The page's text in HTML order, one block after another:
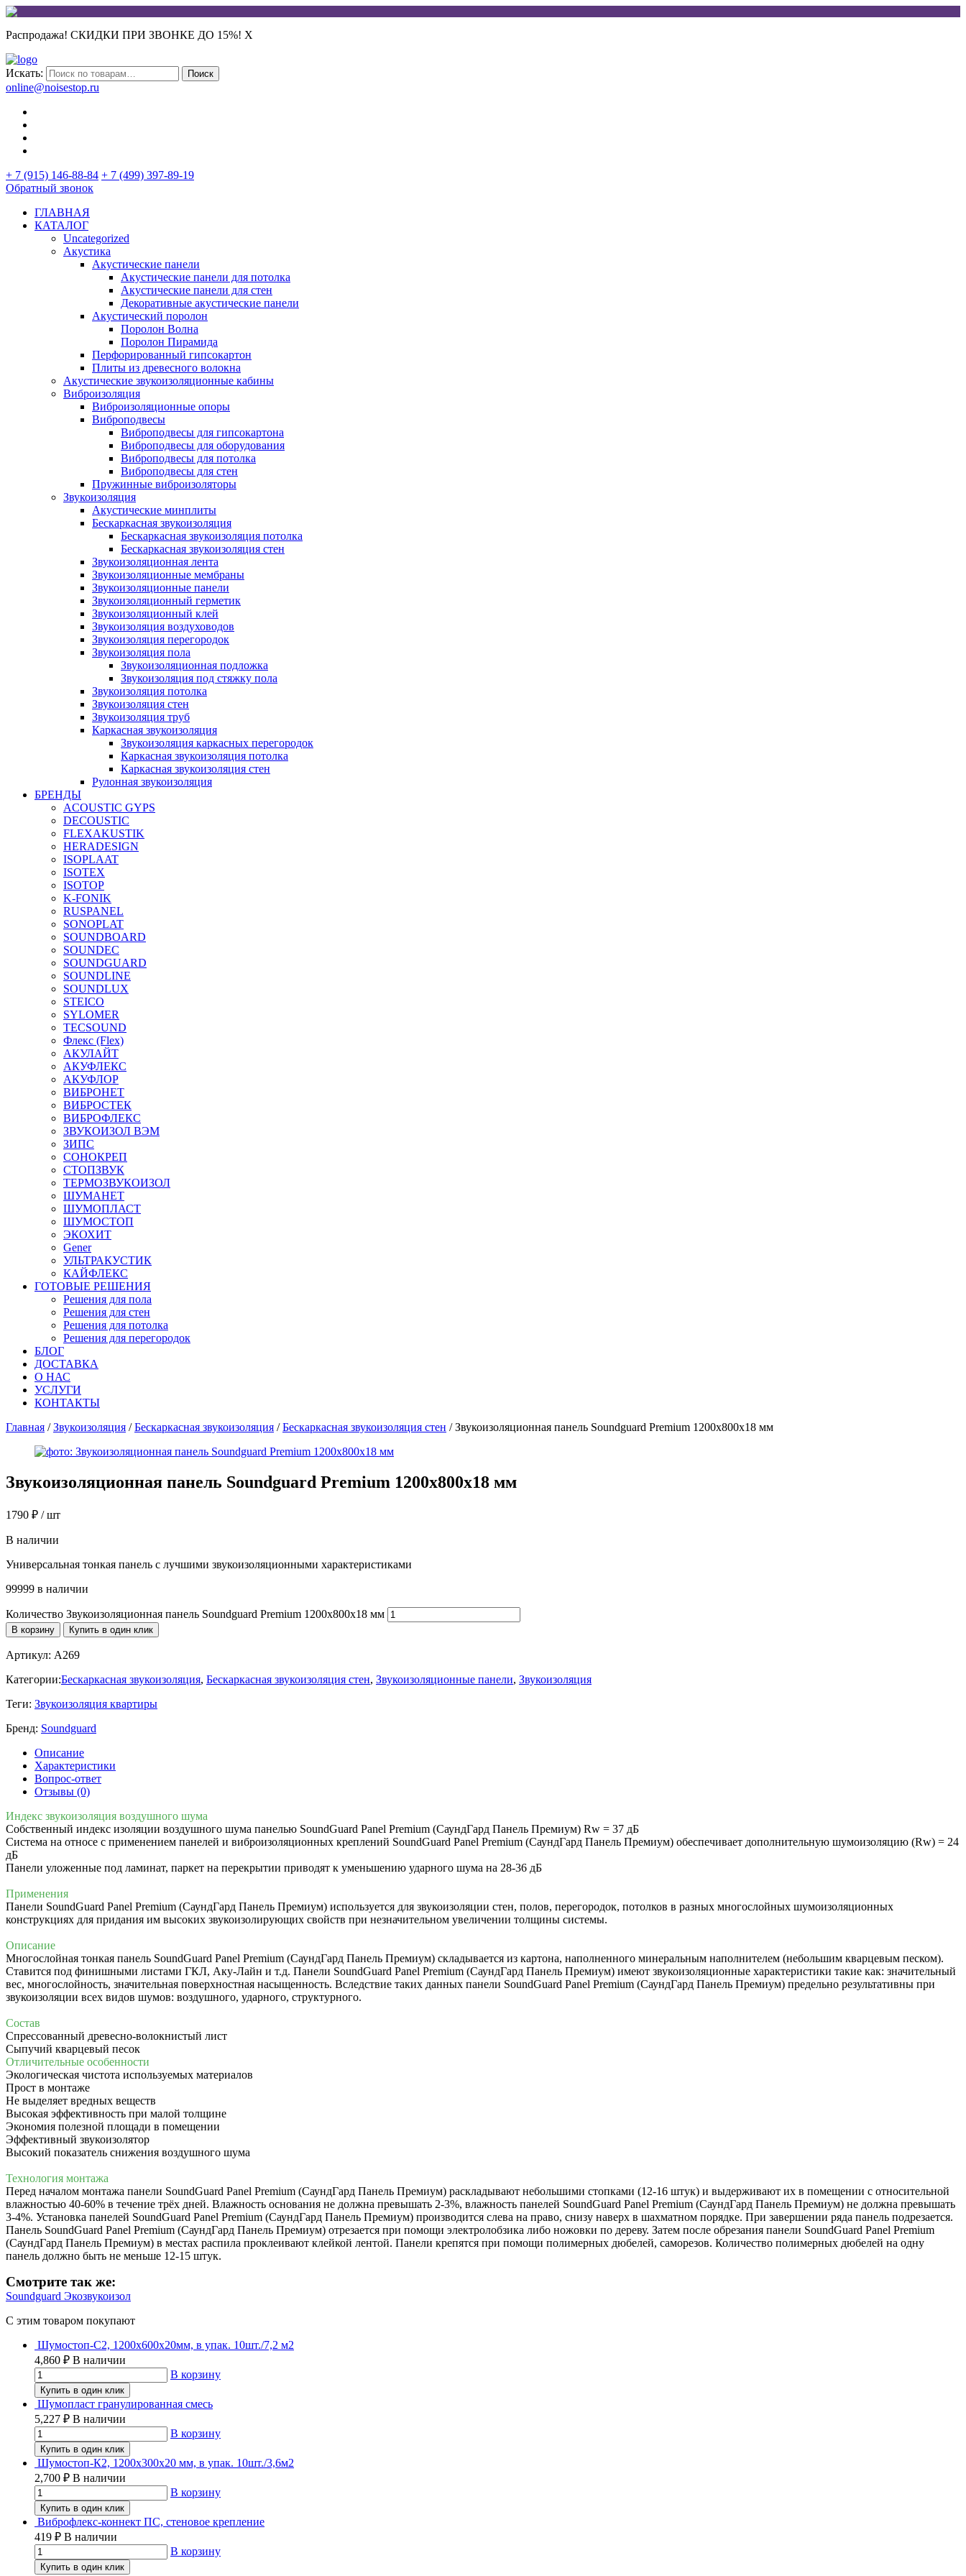
Распродажа! СКИДКИ ПРИ ЗВОНКЕ ДО 15%! X
Искать: Поиск
online@noisestop.ru
+ 7 (915) 146-88-84 + 7 (499) 397-89-19
Обратный звонок
ГЛАВНАЯ
КАТАЛОГ
Uncategorized
Акустика
Акустические панели
Акустические панели для потолка
Акустические панели для стен
Декоративные акустические панели
Акустический поролон
Поролон Волна
Поролон Пирамида
Перфорированный гипсокартон
Плиты из древесного волокна
Акустические звукоизоляционные кабины
Виброизоляция
Виброизоляционные опоры
Виброподвесы
Виброподвесы для гипсокартона
Виброподвесы для оборудования
Виброподвесы для потолка
Виброподвесы для стен
Пружинные виброизоляторы
Звукоизоляция
Акустические минплиты
Бескаркасная звукоизоляция
Бескаркасная звукоизоляция потолка
Бескаркасная звукоизоляция стен
Звукоизоляционная лента
Звукоизоляционные мембраны
Звукоизоляционные панели
Звукоизоляционный герметик
Звукоизоляционный клей
Звукоизоляция воздуховодов
Звукоизоляция перегородок
Звукоизоляция пола
Звукоизоляционная подложка
Звукоизоляция под стяжку пола
Звукоизоляция потолка
Звукоизоляция стен
Звукоизоляция труб
Каркасная звукоизоляция
Звукоизоляция каркасных перегородок
Каркасная звукоизоляция потолка
Каркасная звукоизоляция стен
Рулонная звукоизоляция
БРЕНДЫ
ACOUSTIC GYPS
DECOUSTIC
FLEXAKUSTIK
HERADESIGN
ISOPLAAT
ISOTEX
ISOTOP
K-FONIK
RUSPANEL
SONOPLAT
SOUNDBOARD
SOUNDEC
SOUNDGUARD
SOUNDLINE
SOUNDLUX
STEICO
SYLOMER
TECSOUND
Флекс (Flex)
АКУЛАЙТ
АКУФЛЕКС
АКУФЛОР
ВИБРОНЕТ
ВИБРОСТЕК
ВИБРОФЛЕКС
ЗВУКОИЗОЛ ВЭМ
ЗИПС
СОНОКРЕП
СТОПЗВУК
ТЕРМОЗВУКОИЗОЛ
ШУМАНЕТ
ШУМОПЛАСТ
ШУМОСТОП
ЭКОХИТ
Gener
УЛЬТРАКУСТИК
КАЙФЛЕКС
ГОТОВЫЕ РЕШЕНИЯ
Решения для пола
Решения для стен
Решения для потолка
Решения для перегородок
БЛОГ
ДОСТАВКА
О НАС
УСЛУГИ
КОНТАКТЫ
Главная /Звукоизоляция /Бескаркасная звукоизоляция /Бескаркасная звукоизоляция стен / Звукоизоляционная панель Soundguard Premium 1200х800х18 мм
Звукоизоляционная панель Soundguard Premium 1200х800х18 мм
1790 ₽ / шт
В наличии
Универсальная тонкая панель с лучшими звукоизоляционными характеристиками
99999 в наличии
Количество Звукоизоляционная панель Soundguard Premium 1200х800х18 мм
В корзину Купить в один клик
Артикул: A269
Категории:Бескаркасная звукоизоляция, Бескаркасная звукоизоляция стен, Звукоизоляционные панели, Звукоизоляция
Теги: Звукоизоляция квартиры
Бренд: Soundguard
Описание
Характеристики
Вопрос-ответ
Отзывы (0)
Индекс звукоизоляция воздушного шума
Собственный индекс изоляции воздушного шума панелью SoundGuard Panel Premium (СаундГард Панель Премиум) Rw = 37 дБ
Система на относе с применением панелей и виброизоляционных креплений SoundGuard Panel Premium (СаундГард Панель Премиум) обеспечивает дополнительную шумоизоляцию (Rw) = 24
дБ
Панели уложенные под ламинат, паркет на перекрытии приводят к уменьшению ударного шума на 28-36 дБ
Применения
Панели SoundGuard Panel Premium (СаундГард Панель Премиум) используется для звукоизоляции стен, полов, перегородок, потолков в разных многослойных шумоизоляционных
конструкциях для придания им высоких звукоизолирующих свойств при незначительном увеличении толщины системы.
Описание
Многослойная тонкая панель SoundGuard Panel Premium (СаундГард Панель Премиум) складывается из картона, наполненного минеральным наполнителем (небольшим кварцевым песком).
Ставится под финишными листами ГКЛ, Аку-Лайн и т.д. Панели SoundGuard Panel Premium (СаундГард Панель Премиум) имеют звукоизоляционные характеристики такие как: значительный
вес, многослойность, значительная поверхностная насыщенность. Вследствие таких данных панели SoundGuard Panel Premium (СаундГард Панель Премиум) предельно результативны при
звукоизоляции всех видов шумов: воздушного, ударного, структурного.
Состав
Спрессованный древесно-волокнистый лист
Сыпучий кварцевый песок
Отличительные особенности
Экологическая чистота используемых материалов
Прост в монтаже
Не выделяет вредных веществ
Высокая эффективность при малой толщине
Экономия полезной площади в помещении
Эффективный звукоизолятор
Высокий показатель снижения воздушного шума
Технология монтажа
Перед началом монтажа панели SoundGuard Panel Premium (СаундГард Панель Премиум) раскладывают небольшими стопками (12-16 штук) и выдерживают их в помещении с относительной
влажностью 40-60% в течение трёх дней. Влажность основания не должна превышать 2-3%, влажность панелей SoundGuard Panel Premium (СаундГард Панель Премиум) не должна превышать
3-4%. Установка панелей SoundGuard Panel Premium (СаундГард Панель Премиум) производится слева на право, снизу наверх в шахматном порядке. При завершении ряда панель подрезается.
Панель SoundGuard Panel Premium (СаундГард Панель Премиум) отрезается при помощи электролобзика либо ножовки по дереву. Затем после обрезания панели SoundGuard Panel Premium
(СаундГард Панель Премиум) в местах распила проклеивают клейкой лентой. Панели крепятся при помощи полимерных дюбелей, саморезов. Количество полимерных дюбелей на одну
панель должно быть не меньше 12-15 штук.
Смотрите так же:
Soundguard Экозвукоизол
C этим товаром покупают
Шумостоп-С2, 1200х600х20мм, в упак. 10шт./7,2 м2
4,860 ₽ В наличии
В корзину
Купить в один клик
Шумопласт гранулированная смесь
5,227 ₽ В наличии
В корзину
Купить в один клик
Шумостоп-К2, 1200х300х20 мм, в упак. 10шт./3,6м2
2,700 ₽ В наличии
В корзину
Купить в один клик
Виброфлекс-коннект ПС, стеновое крепление
419 ₽ В наличии
В корзину
Купить в один клик